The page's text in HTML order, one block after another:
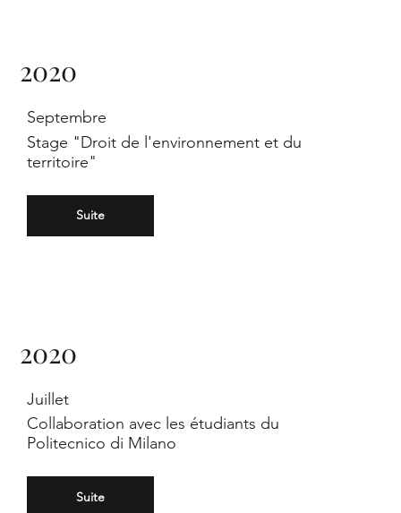
2020
Septembre
Stage "Droit de l'environnement et du
territoire"
Suite
2020
Juillet
Collaboration avec les étudiants du
Politecnico di Milano
Suite
twi
ck
elt